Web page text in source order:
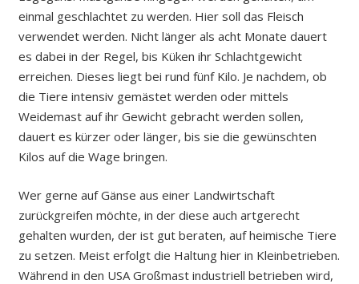
einmal geschlachtet zu werden. Hier soll das Fleisch
verwendet werden. Nicht länger als acht Monate dauert
es dabei in der Regel, bis Küken ihr Schlachtgewicht
erreichen. Dieses liegt bei rund fünf Kilo. Je nachdem, ob
die Tiere intensiv gemästet werden oder mittels
Weidemast auf ihr Gewicht gebracht werden sollen,
dauert es kürzer oder länger, bis sie die gewünschten
Kilos auf die Wage bringen.
Wer gerne auf Gänse aus einer Landwirtschaft
zurückgreifen möchte, in der diese auch artgerecht
gehalten wurden, der ist gut beraten, auf heimische Tiere
zu setzen. Meist erfolgt die Haltung hier in Kleinbetrieben.
Während in den USA Großmast industriell betrieben wird,